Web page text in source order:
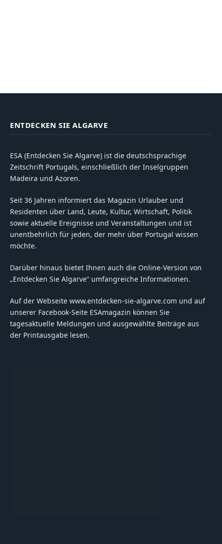
ENTDECKEN SIE ALGARVE
ESA (Entdecken Sie Algarve) ist die deutschsprachige
Zeitschrift Portugals, einschließlich der Inselgruppen
Madeira und Azoren.
Seit 36 Jahren informiert das Magazin Urlauber und
Residenten über Land, Leute, Kultur, Wirtschaft, Politik
sowie aktuelle Ereignisse und Veranstaltungen und ist
unentbehrlich für jeden, der mehr über Portugal wissen
möchte.
Darüber hinaus bietet Ihnen auch die Online-Version von
„Entdecken Sie Algarve“ umfangreiche Informationen.
Auf der Webseite www.entdecken-sie-algarve.com und auf
unserer Facebook-Seite ESAmagazin können Sie
tagesaktuelle Meldungen und ausgewählte Beiträge aus
der Printausgabe lesen.